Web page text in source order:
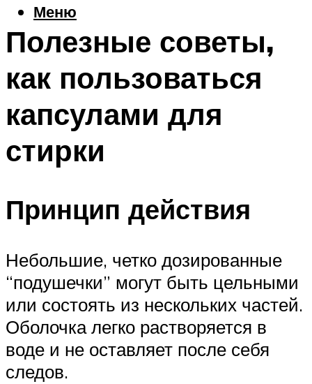
Меню
Полезные советы,
как пользоваться
капсулами для
стирки
Принцип действия
Небольшие, четко дозированные
“подушечки” могут быть цельными
или состоять из нескольких частей.
Оболочка легко растворяется в
воде и не оставляет после себя
следов.